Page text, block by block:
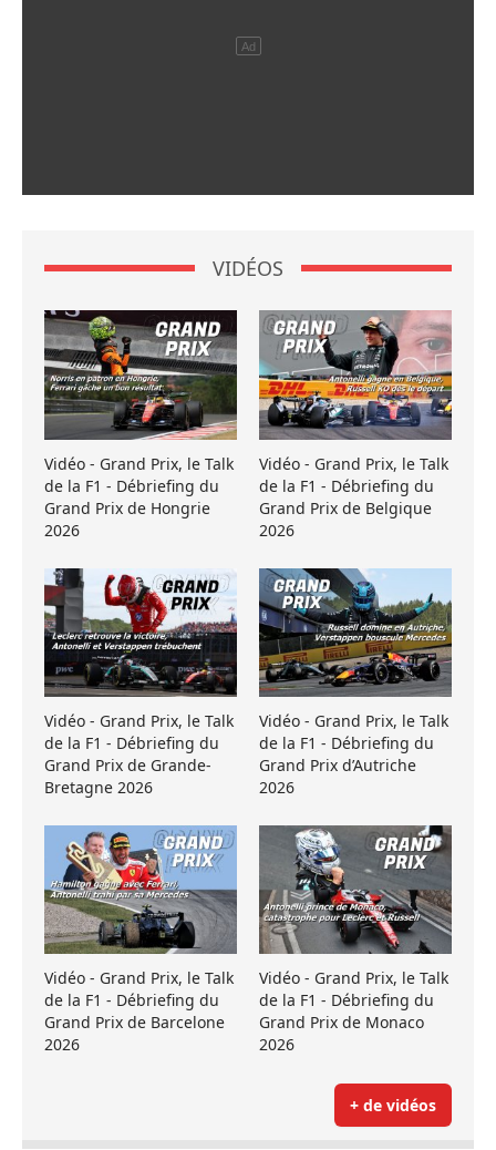
VIDÉOS
Vidéo - Grand Prix, le Talk
de la F1 - Débriefing du
Grand Prix de Hongrie
2026
Vidéo - Grand Prix, le Talk
de la F1 - Débriefing du
Grand Prix de Belgique
2026
Vidéo - Grand Prix, le Talk
de la F1 - Débriefing du
Grand Prix de Grande-
Bretagne 2026
Vidéo - Grand Prix, le Talk
de la F1 - Débriefing du
Grand Prix d’Autriche
2026
Vidéo - Grand Prix, le Talk
de la F1 - Débriefing du
Grand Prix de Barcelone
2026
Vidéo - Grand Prix, le Talk
de la F1 - Débriefing du
Grand Prix de Monaco
2026
+ de vidéos